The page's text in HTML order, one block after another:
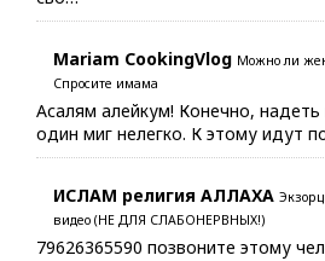
Mariam CookingVlog Можно ли
Спросите имама
Асалям алейкум! Конечно,
один миг нелегко. К этому идут
ИСЛАМ религия АЛЛАХА
видео (НЕ ДЛЯ СЛАБОНЕРВНЫХ!)
79626365590 позвоните этому